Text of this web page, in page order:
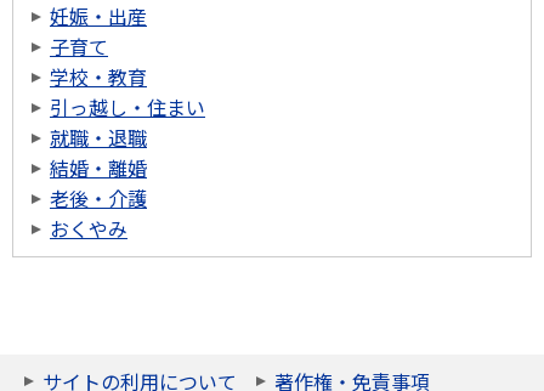
妊娠・出産
子育て
学校・教育
引っ越し・住まい
就職・退職
結婚・離婚
老後・介護
おくやみ
サイトの利用について 著作権・免責事項